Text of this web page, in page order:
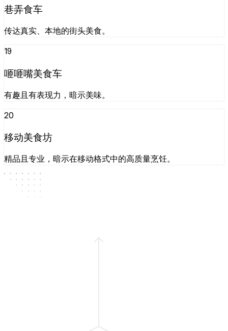
巷弄食车
传达真实、本地的街头美食。
19
咂咂嘴美食车
有趣且有表现力，暗示美味。
20
移动美食坊
精品且专业，暗示在移动格式中的高质量烹饪。